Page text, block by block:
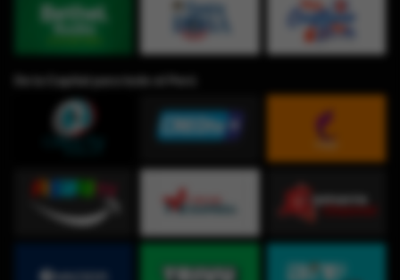
De la Capital para todo el Perú